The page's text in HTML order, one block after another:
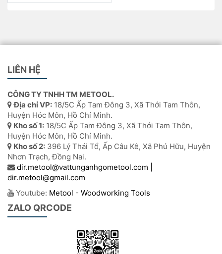
LIÊN HỆ
CÔNG TY TNHH TM METOOL.
Địa chỉ VP: 18/5C Ấp Tam Đông 3, Xã Thới Tam Thôn,
Huyện Hóc Môn, Hồ Chí Minh.
Kho số 1: 18/5C Ấp Tam Đông 3, Xã Thới Tam Thôn,
Huyện Hóc Môn, Hồ Chí Minh.
Kho số 2: 396 Lý Thái Tổ, Ấp Câu Kê, Xã Phú Hữu, Huyện
Nhơn Trạch, Đồng Nai.
dir.metool@vattunganhgometool.com |
dir.metool@gmail.com
Youtube: Metool - Woodworking Tools
ZALO QRCODE